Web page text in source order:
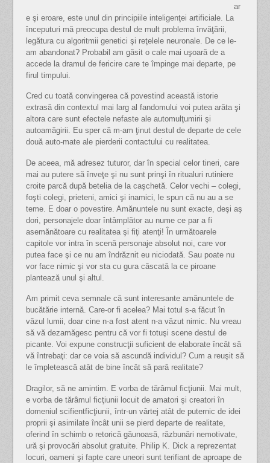
ar
e şi eroare, este unul din principiile inteligenţei artificiale. La
începuturi mă preocupa destul de mult problema învăţării,
legătura cu algoritmii genetici şi reţelele neuronale. De ce le-
am abandonat? Probabil am găsit o cale mai uşoară de a
accede la dramul de fericire care te împinge mai departe, pe
firul timpului.
Cred cu toată convingerea că povestind această istorie
extrasă din contextul mai larg al fandomului voi putea arăta şi
altora care sunt efectele nefaste ale automulţumirii şi
autoamăgirii. Eu sper că m-am ţinut destul de departe de cele
două auto-mate ale pierderii contactului cu realitatea.
De aceea, mă adresez tuturor, dar în special celor tineri, care
mai au putere să înveţe şi nu sunt prinşi în ritualuri rutiniere
croite parcă după betelia de la caşchetă. Celor vechi – colegi,
foşti colegi, prieteni, amici şi inamici, le spun că nu au a se
teme. E doar o povestire. Amănuntele nu sunt exacte, deşi aş
dori, personajele doar întâmplător au nume ce par a fi
asemănătoare cu realitatea şi fiţi atenţi! În următoarele
capitole vor intra în scenă personaje absolut noi, care vor
putea face şi ce nu am îndrăznit eu niciodată. Sau poate nu
vor face nimic şi vor sta cu gura căscată la ce piroane
plantează unul şi altul.
Am primit ceva semnale că sunt interesante amănuntele de
bucătărie internă. Care-or fi acelea? Mai totul s-a făcut în
văzul lumii, doar cine n-a fost atent n-a văzut nimic. Nu vreau
să vă dezamăgesc pentru că vor fi totuşi scene destul de
picante. Voi expune construcţii suficient de elaborate încât să
vă întrebaţi: dar ce voia să ascundă individul? Cum a reuşit să
le împletească atât de bine încât să pară realitate?
Dragilor, să ne amintim. E vorba de tărâmul ficţiunii. Mai mult,
e vorba de tărâmul ficţiunii locuit de amatori şi creatori în
domeniul scifientficţiunii, într-un vârtej atât de puternic de idei
proprii şi asimilate încât unii se pierd departe de realitate,
oferind în schimb o retorică găunoasă, răzbunări nemotivate,
ură şi provocări absolut gratuite. Philip K. Dick a reprezentat
locuri, oameni şi fapte care uneori sunt terifiant de aproape de